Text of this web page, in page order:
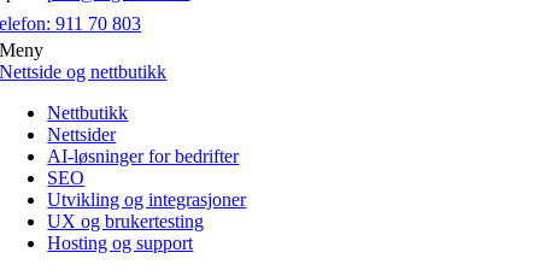
911 70 803
Meny
Nettside og nettbutikk
Nettbutikk
Nettsider
AI-løsninger for bedrifter
SEO
Utvikling og integrasjoner
UX og brukertesting
Hosting og support